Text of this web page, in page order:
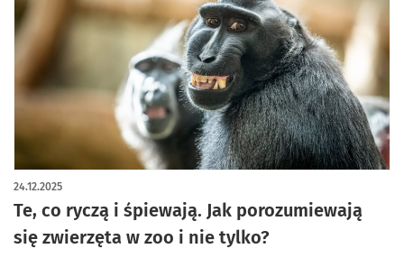
Te, co ryczą i śpiewają. Jak porozumiewają
się zwierzęta w zoo i nie tylko?
24.12.2025
artykuł z galerią zdjęć